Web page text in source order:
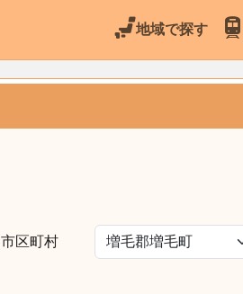
地域で探す
市区町村